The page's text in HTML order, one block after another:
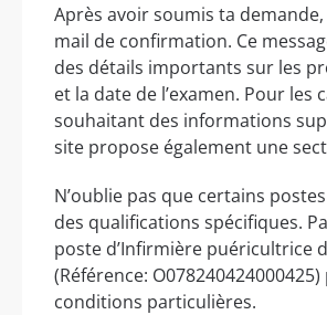
Après avoir soumis ta
mail de confirmation. Ce
des détails importants sur les
et la date de l’examen. Pour les
souhaitant des informations
site propose également une
N’oublie pas que certains
des qualifications spécifiques.
poste d’Infirmière puéricultrice
(Référence:
conditions particulières.